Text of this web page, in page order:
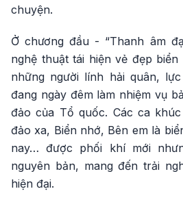
chuyện.
Ở chương đầu - “Thanh âm
nghệ thuật tái hiện vẻ đẹp
những người lính hải quân,
đang ngày đêm làm nhiệm vụ
đảo của Tổ quốc. Các ca
đảo xa, Biển nhớ, Bên em là
nay… được phối khí mới
nguyên bản, mang đến trải
hiện đại.